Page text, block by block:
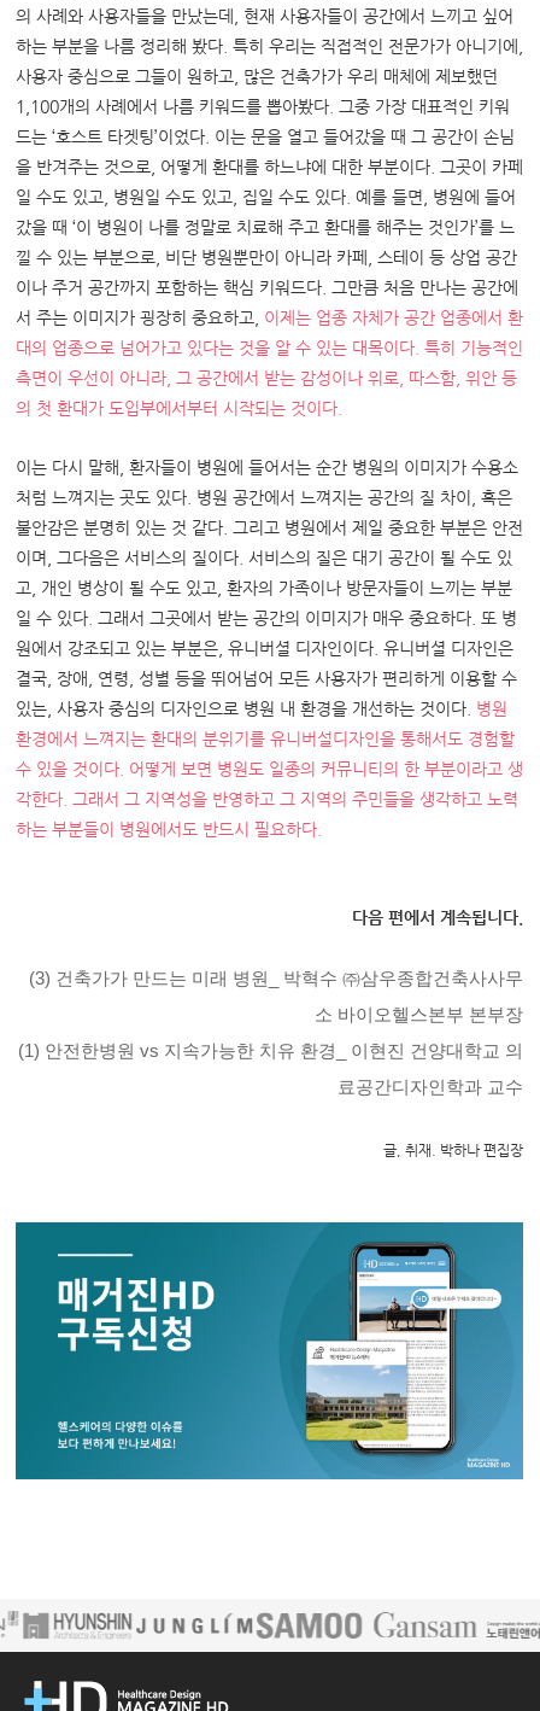
의 사례와 사용자들을 만났는데
현재 사용자들이 공간에서 느끼고 싶어
하는 부분을 나름 정리해 봤다 .특히 우리는 직접적인 전문가가 아니기에
사용자 중심으로 그들이 원하고
많은 건축가가 우리 매체에 제보했던
1,100개의 사례에서 나름 키워드를 뽑아봤다
그중 가장 대표적인 키워
드는‘호스트 타겟팅’이었다 이는 문을 열고 들어갔을 때 그 공간이 손님
을 반겨주는 것으로
어떻게 환대를 하느냐에 대한 부분이다
그곳이 카페
일 수도 있고
병원일 수도 있고 집일 수도 있다 .예를 들면
병원에 들어
갔을 때‘이 병원이 나를 정말로 치료해 주고 환대를 해주는 것인가’를 느
낄 수 있는 부분으로
비단 병원뿐만이 아니라 카페
스테이 등 상업 공간
이나 주거 공간까지 포함하는 핵심 키워드다
그만큼 처음 만나는 공간에
서 주는 이미지가 굉장히 중요하고
이제는 업종 자체가 공간 업종에서 환
대의 업종으로 넘어가고 있다는 것을 알 수 있는 대목이다 .특히 기능적인
측면이 우선이 아니라
그 공간에서 받는 감성이나 위로 따스함 ,위안 등
의 첫 환대가 도입부에서부터 시작되는 것이다
이는 다시 말해 ,환자들이 병원에 들어서는 순간 병원의 이미지가 수용소
처럼 느껴지는 곳도 있다 병원 공간에서 느껴지는 공간의 질 차이 ,혹은
불안감은 분명히 있는 것 같다
그리고 병원에서 제일 중요한 부분은 안전
이며
그다음은 서비스의 질이다 서비스의 질은 대기 공간이 될 수도 있
고
개인 병상이 될 수도 있고 ,환자의 가족이나 방문자들이 느끼는 부분
일 수 있다
그래서 그곳에서 받는 공간의 이미지가 매우 중요하다 또 병
원에서 강조되고 있는 부분은 ,유니버셜 디자인이다 .유니버셜 디자인은
결국 장애 연령
성별 등을 뛰어넘어 모든 사용자가 편리하게 이용할 수
있는 ,사용자 중심의 디자인으로 병원 내 환경을 개선하는 것이다 병원
환경에서 느껴지는 환대의 분위기를 유니버설디자인을 통해서도 경험할
수 있을 것이다 어떻게 보면 병원도 일종의 커뮤니티의 한 부분이라고 생
각한다
그래서 그 지역성을 반영하고 그 지역의 주민들을 생각하고 노력
하는 부분들이 병원에서도 반드시 필요하다
다음 편에서 계속됩니다.
(3) 건축가가 만드는 미래 병원_ 박혁수 ㈜삼우종합건축사사무
소 바이오헬스본부 본부장
(1) 안전한병원vs 지속가능한 치유 환경_ 이현진 건양대학교 의
료공간디자인학과 교수
글, 취재. 박하나 편집장